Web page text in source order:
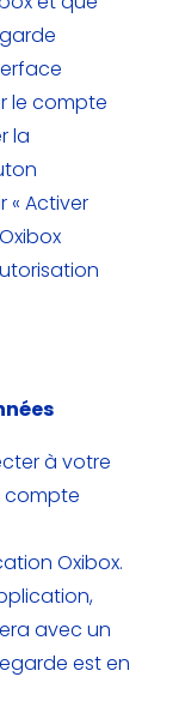
le compte
la
« Activer
Oxibox
à votre
compte
Oxibox.
avec un
est en